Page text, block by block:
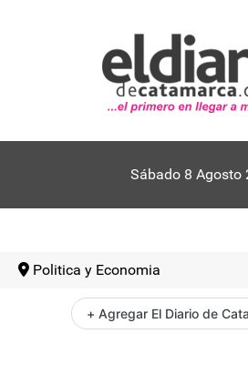
Sábado 8 Agosto
Politica y Economia
+ Agregar El Diario de